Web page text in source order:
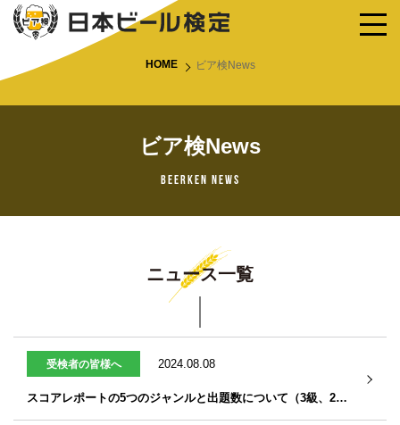
HOME ビア検News
ビア検News
BEERKEN NEWS
ニュース一覧
受検者の皆様へ 2024.08.08
スコアレポートの5つのジャンルと出題数について（3級、2級）